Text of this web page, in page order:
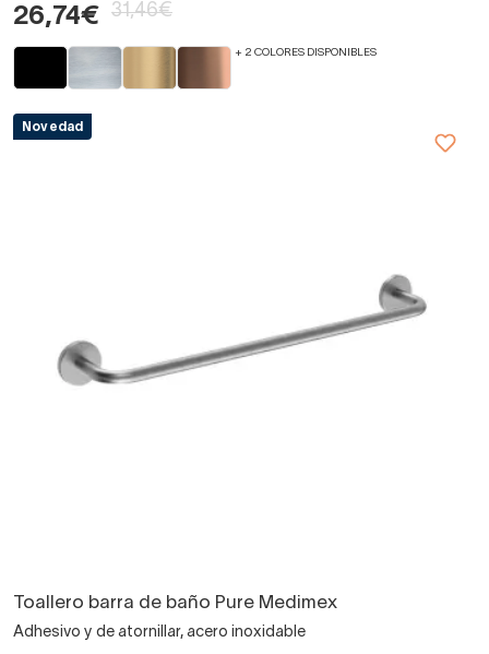
26,74€ 31,46€
+ 2 COLORES DISPONIBLES
Novedad
Toallero barra de baño Pure Medimex
Adhesivo y de atornillar, acero inoxidable